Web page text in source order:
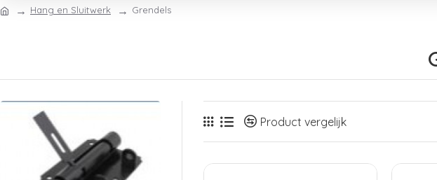
Hang en Sluitwerk Grendels
Product vergelijk